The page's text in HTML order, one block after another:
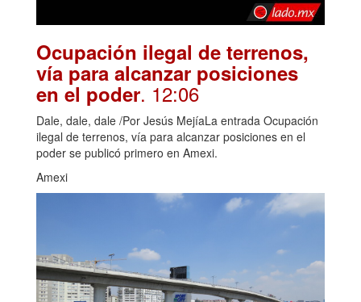
Ocupación ilegal de terrenos,
vía para alcanzar posiciones
en el poder. 12:06
Dale, dale, dale /Por Jesús MejíaLa entrada Ocupación
ilegal de terrenos, vía para alcanzar posiciones en el
poder se publicó primero en Amexi.
Amexi